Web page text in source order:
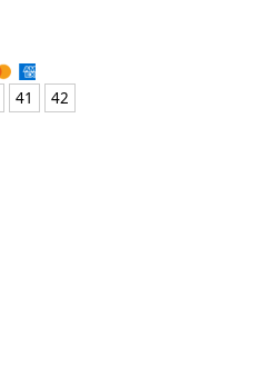
41 42